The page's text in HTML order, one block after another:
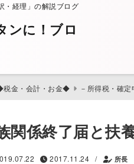
・経理」の解説ブログ
ンに！ブロ
金・会計・お金◆ －所得税・確定
関係終了届と扶
2017.11.24 / 所長